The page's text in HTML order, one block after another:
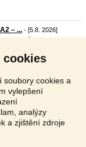
cookies
soubory cookies a
vylepšení
analýzy
a zjištění zdroje
– ... - [5.8. 2026]